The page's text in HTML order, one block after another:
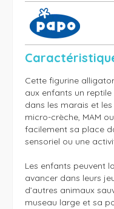
Cette figurine
aux enfants un
dans les marais et les
micro-crèche, MAM
facilement sa place
sensoriel ou une
Les enfants peuvent
avancer dans leurs
d’autres animaux
museau large et sa